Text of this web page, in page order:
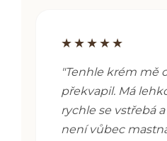
★★★★★
"Tenhle krém mě
překvapil. Má
rychle se vstřebá
není vůbec